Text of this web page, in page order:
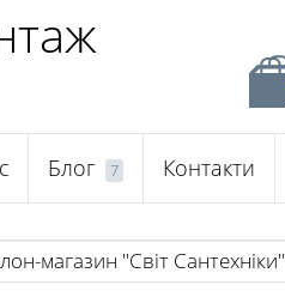
Блог 7 Контакти
магазин "Світ Сантехніки"